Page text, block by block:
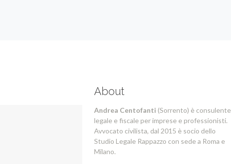
About
Andrea Centofanti (Sorrento) è consulente
legale e fiscale per imprese e professionisti.
Avvocato civilista, dal 2015 è socio dello
Studio Legale Rappazzo con sede a Roma e
Milano.